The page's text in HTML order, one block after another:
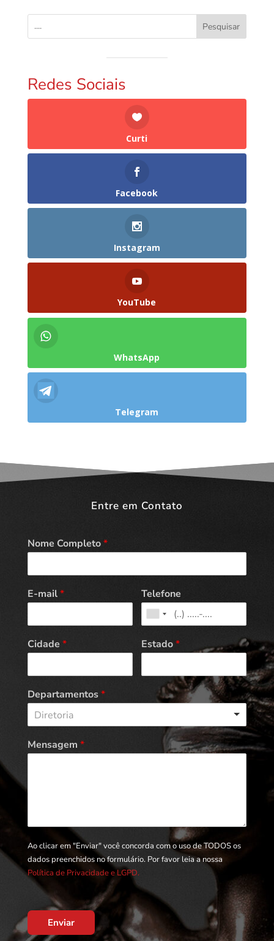
Pesquisar
Redes Sociais
Curti
Facebook
Instagram
YouTube
WhatsApp
Telegram
Entre em Contato
Nome Completo*
E-mail* Telefone
Cidade * Estado*
Departamentos*
Diretoria
Mensagem *
Ao clicar em "Enviar" você concorda com o uso de TODOS os
dados preenchidos no formulário. Por favor leia a nossa
Política de Privacidade e LGPD.
Enviar